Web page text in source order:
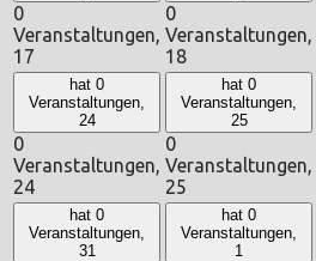
0
Veranstaltungen,
17
0
Veranstaltungen,
18
hat 0
Veranstaltungen,
24
0
Veranstaltungen,
24
hat 0
Veranstaltungen,
25
0
Veranstaltungen,
25
hat 0
Veranstaltungen,
31
hat 0
Veranstaltungen,
1